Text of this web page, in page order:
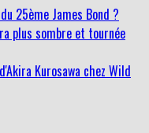
25ème James Bond ?
plus sombre et tournée
Kurosawa chez Wild